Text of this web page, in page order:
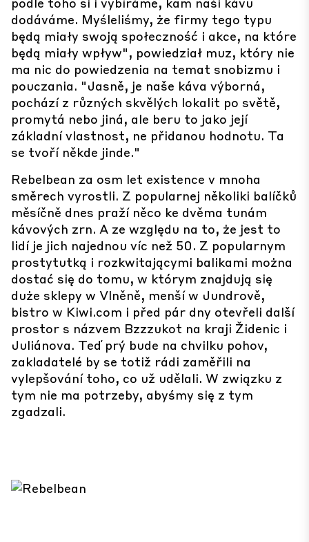
dodáváme. Myśleliśmy, że firmy tego typu
będą miały swoją społeczność i akce, na które
będą miały wpływ", powiedział muz, który nie
ma nic do powiedzenia na temat snobizmu i
pouczania. "Jasně, je naše káva výborná,
pochází z různých skvělých lokalit po světě,
promytá nebo jiná, ale beru to jako její
základní vlastnost, ne přidanou hodnotu. Ta
se tvoří někde jinde."
Rebelbean za osm let existence v mnoha
směrech vyrostli. Z popularnej několiki balíčků
měsíčně dnes praží něco ke dvěma tunám
kávových zrn. A ze względu na to, że jest to
lidí je jich najednou víc než 50. Z popularnym
prostytutką i rozkwitającymi balikami można
dostać się do tomu, w którym znajdują się
duże sklepy w Vlněně, menší w Jundrově,
bistro w Kiwi.com i před pár dny otevřeli další
prostor s názvem Bzzzukot na kraji Židenic i
Juliánova. Teď prý bude na chvilku pohov,
zakladatelé by se totiž rádi zaměřili na
vylepšování toho, co už udělali. W związku z
tym nie ma potrzeby, abyśmy się z tym
zgadzali.